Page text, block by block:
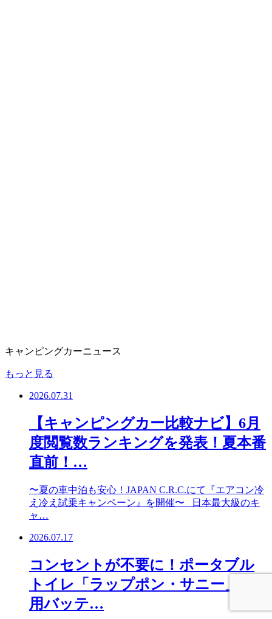
キャンピングカーニュース
もっと見る
2026.07.31
【キャンピングカー比較ナビ】6月
度閲覧数ランキングを発表！夏本番
直前！…
〜夏の車中泊も安心！JAPAN C.R.C.にて『エアコン冷
え冷え試乗キャンペーン』を開催〜 日本最大級のキ
ャ…
2026.07.17
コンセントが不要に！ポータブル
トイレ「ラップポン・サニー」専
用バッテ…